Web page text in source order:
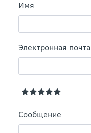
Имя
Электронная почта
Сообщение